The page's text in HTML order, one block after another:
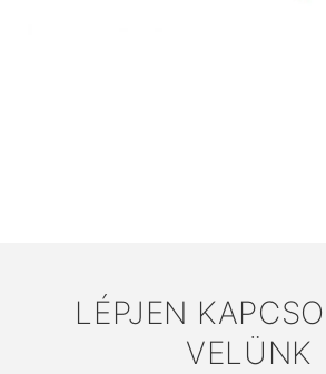
LÉPJEN
VELÜNK